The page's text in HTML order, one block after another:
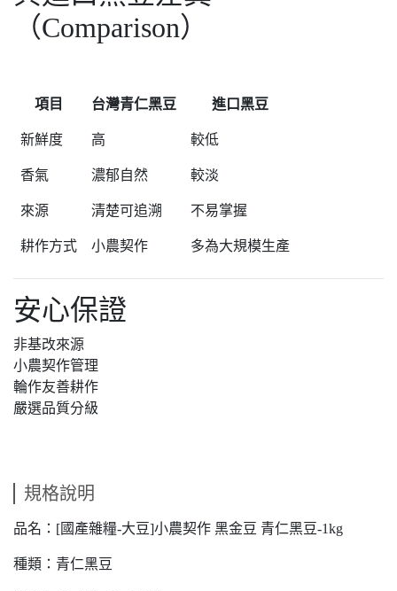
（Comparison）
項目 台灣青仁黑豆 進口黑豆
新鮮度 高 較低
香氣 濃郁自然 較淡
來源 清楚可追溯 不易掌握
耕作方式 小農契作 多為大規模生產
安心保證
非基改來源
小農契作管理
輪作友善耕作
嚴選品質分級
規格說明
品名：[國產雜糧-大豆]小農契作 黑金豆 青仁黑豆-1kg
種類：青仁黑豆